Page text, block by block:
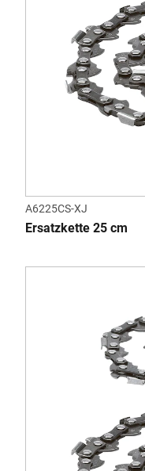
A6225CS-XJ
Ersatzkette 25 cm